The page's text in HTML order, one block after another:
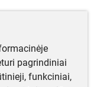
pagrindiniai
funkciniai,